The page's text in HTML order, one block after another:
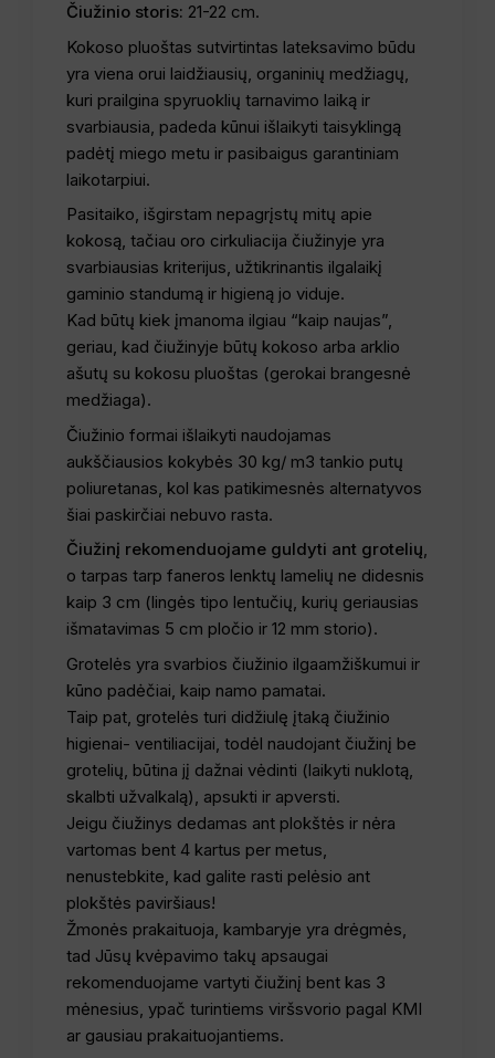
Čiužinio storis: 21-22 cm.
Kokoso pluoštas sutvirtintas lateksavimo būdu
yra viena orui laidžiausių, organinių medžiagų,
kuri prailgina spyruoklių tarnavimo laiką ir
svarbiausia, padeda kūnui išlaikyti taisyklingą
padėtį miego metu ir pasibaigus garantiniam
laikotarpiui.
Pasitaiko, išgirstam nepagrįstų mitų apie
kokosą, tačiau oro cirkuliacija čiužinyje yra
svarbiausias kriterijus, užtikrinantis ilgalaikį
gaminio standumą ir higieną jo viduje.
Kad būtų kiek įmanoma ilgiau “kaip naujas”,
geriau, kad čiužinyje būtų kokoso arba arklio
ašutų su kokosu pluoštas (gerokai brangesnė
medžiaga).
Čiužinio formai išlaikyti naudojamas
aukščiausios kokybės 30 kg/ m3 tankio putų
poliuretanas, kol kas patikimesnės alternatyvos
šiai paskirčiai nebuvo rasta.
Čiužinį rekomenduojame guldyti ant grotelių,
o tarpas tarp faneros lenktų lamelių ne didesnis
kaip 3 cm (lingės tipo lentučių, kurių geriausias
išmatavimas 5 cm pločio ir 12 mm storio).
Grotelės yra svarbios čiužinio ilgaamžiškumui ir
kūno padėčiai, kaip namo pamatai.
Taip pat, grotelės turi didžiulę įtaką čiužinio
higienai- ventiliacijai, todėl naudojant čiužinį be
grotelių, būtina jį dažnai vėdinti (laikyti nuklotą,
skalbti užvalkalą), apsukti ir apversti.
Jeigu čiužinys dedamas ant plokštės ir nėra
vartomas bent 4 kartus per metus,
nenustebkite, kad galite rasti pelėsio ant
plokštės paviršiaus!
Žmonės prakaituoja, kambaryje yra drėgmės,
tad Jūsų kvėpavimo takų apsaugai
rekomenduojame vartyti čiužinį bent kas 3
mėnesius, ypač turintiems viršsvorio pagal KMI
ar gausiau prakaituojantiems.